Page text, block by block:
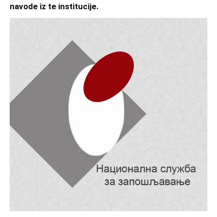
navode iz te institucije.